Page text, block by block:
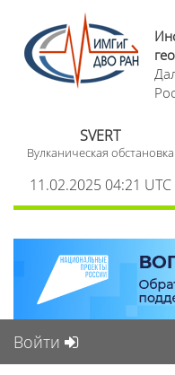
SVERT
Вулканическая обстановка
11.02.2025 04:21 UTC
Войти